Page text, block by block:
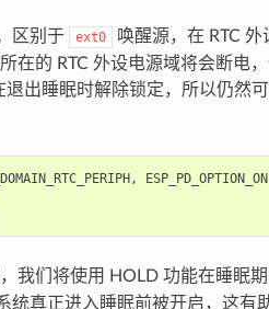
区别于 ext0
唤醒源，在 RTC
在的 RTC 外设电源域将会断电
出睡眠时解除锁定，所以仍然
, ESP_PD_OPTION_ON
我们将使用 HOLD 功能在睡眠
统真正进入睡眠前被开启，这有